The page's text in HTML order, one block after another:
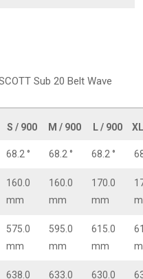
S / 900 M / 900 L / 900
68.2 ° 68.2 ° 68.2 °
160.0
mm
160.0
mm
170.0
mm
575.0
mm
595.0
mm
615.0
mm
638.0 633.0 630.0